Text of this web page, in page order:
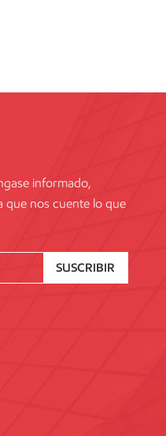
informado,
que nos cuente lo que
SUSCRIBIR